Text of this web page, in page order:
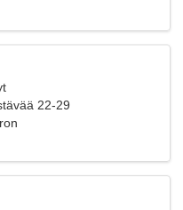
22-29